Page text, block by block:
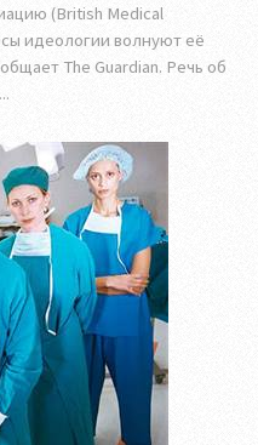
(British Medical
идеологии волнуют её
The Guardian. Речь об